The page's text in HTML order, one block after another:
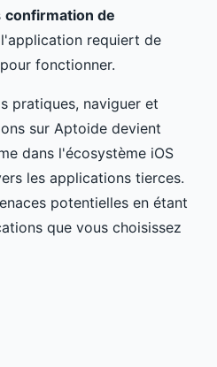
confirmation de
requiert de
fonctionner.
pratiques, naviguer et
sur Aptoide devient
dans l'écosystème iOS
les applications tierces.
potentielles en étant
que vous choisissez